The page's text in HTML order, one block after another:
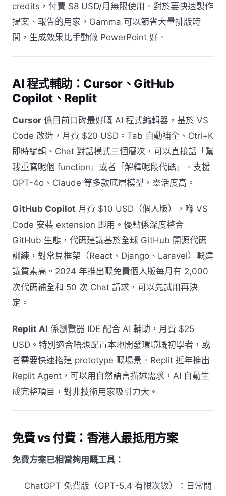
credits，付費 $8 USD/月無限使用。對於要快速製作
提案、報告的用家，Gamma 可以節省大量排版時
間，生成效果比手動做 PowerPoint 好。
AI 程式輔助：Cursor、GitHub
Copilot、Replit
Cursor 係目前口碑最好嘅 AI 程式編輯器，基於 VS
Code 改造，月費 $20 USD。Tab 自動補全、Ctrl+K
即時編輯、Chat 對話模式三個層次，可以直接話「幫
我重寫呢個 function」或者「解釋呢段代碼」。支援
GPT-4o、Claude 等多款底層模型，靈活度高。
GitHub Copilot 月費 $10 USD（個人版），喺 VS
Code 安裝 extension 即用。優點係深度整合
GitHub 生態，代碼建議基於全球 GitHub 開源代碼
訓練，對常見框架（React、Django、Laravel）嘅建
議質素高。2024 年推出嘅免費個人版每月有 2,000
次代碼補全和 50 次 Chat 請求，可以先試用再決
定。
Replit AI 係瀏覽器 IDE 配合 AI 輔助，月費 $25
USD。特別適合唔想配置本地開發環境嘅初學者，或
者需要快速搭建 prototype 嘅場景。Replit 近年推出
Replit Agent，可以用自然語言描述需求，AI 自動生
成完整項目，對非技術用家吸引力大。
免費 vs 付費：香港人最抵用方案
免費方案已相當夠用嘅工具：
ChatGPT 免費版（GPT-5.4 有限次數）：日常問